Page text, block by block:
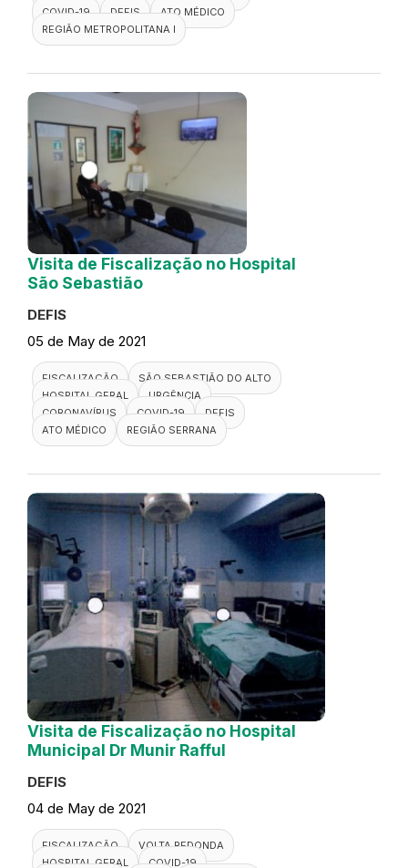
COVID-19
DEFIS
ATO MÉDICO
REGIÃO METROPOLITANA I
Visita de Fiscalização no Hospital
São Sebastião
DEFIS
05 de May de 2021
FISCALIZAÇÃO
SÃO SEBASTIÃO DO ALTO
HOSPITAL GERAL
URGÊNCIA
CORONAVÍRUS
COVID-19
DEFIS
ATO MÉDICO
REGIÃO SERRANA
Visita de Fiscalização no Hospital
Municipal Dr Munir Rafful
DEFIS
04 de May de 2021
FISCALIZAÇÃO
VOLTA REDONDA
HOSPITAL GERAL
COVID-19